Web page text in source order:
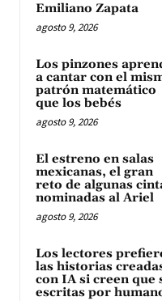
Emiliano Zapata
agosto 9, 2026
Los pinzones
a cantar con el
patrón matemático
que los bebés
agosto 9, 2026
El estreno en salas
mexicanas, el gran
reto de algunas
nominadas al Ariel
agosto 9, 2026
Los lectores
las historias
con IA si creen que
escritas por